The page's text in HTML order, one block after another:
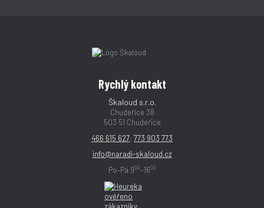
Rychlý kontakt
Škaloud s.r.o.
Chudeřice 38
503 51 Chudeřice
466 615 627; 773 903 773
info@naradi-skaloud.cz
Po–Pá 900–1600